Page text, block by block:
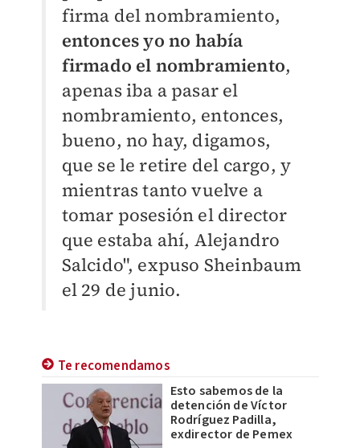
firma del nombramiento,
entonces yo no había
firmado el nombramiento,
apenas iba a pasar el
nombramiento, entonces,
bueno, no hay, digamos,
que se le retire del cargo, y
mientras tanto vuelve a
tomar posesión el director
que estaba ahí, Alejandro
Salcido", expuso Sheinbaum
el 29 de junio.
Te recomendamos
Esto sabemos de la
detención de Víctor
Rodríguez Padilla,
exdirector de Pemex